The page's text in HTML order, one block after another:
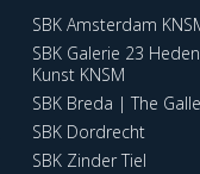
SBK Amsterdam
SBK Galerie 23
Kunst KNSM
SBK Breda | The
SBK Dordrecht
SBK Zinder Tiel